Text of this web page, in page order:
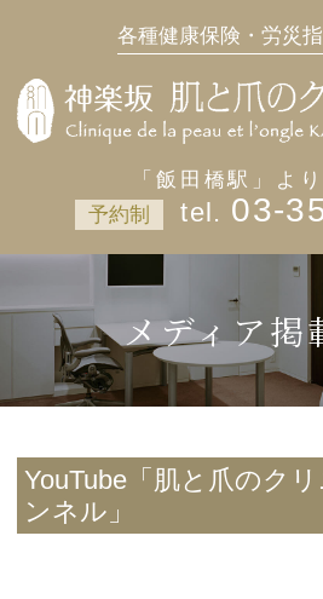
各種健康保険・労災
「飯田橋駅」よ
予約制
03-
メディア掲
YouTube「肌と爪のク
ンネル」